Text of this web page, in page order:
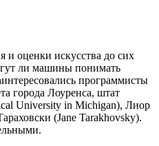
и оценки искусства до сих
ли машины понимать
программисты
города Лоуренса, штат
University in Michigan), Лиор
(Jane Tarakhovsky).